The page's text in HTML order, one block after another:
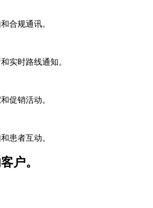
合规通讯。
实时路线通知。
促销活动。
患者互动。
户。